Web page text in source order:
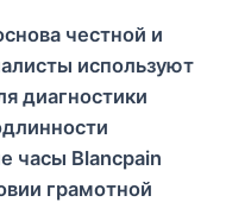
честной и
используют
диагностики
часы Blancpain
грамотной